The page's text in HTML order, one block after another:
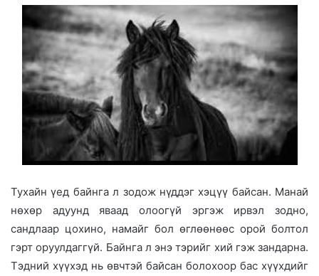
Тухайн үед байнга л зодож нүддэг хэцүү байсан. Манай
нөхөр адуунд яваад олоогүй эргэж ирвэл зодно,
сандлаар цохино, намайг бол өглөөнөөс орой болтол
гэрт оруулдаггүй. Байнга л энэ тэрийг хий гэж зандарна.
Тэдний хүүхэд нь өвчтэй байсан болохоор бас хүүхдийг